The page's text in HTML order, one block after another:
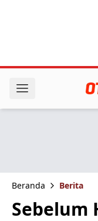
Beranda Berita
Sebelum